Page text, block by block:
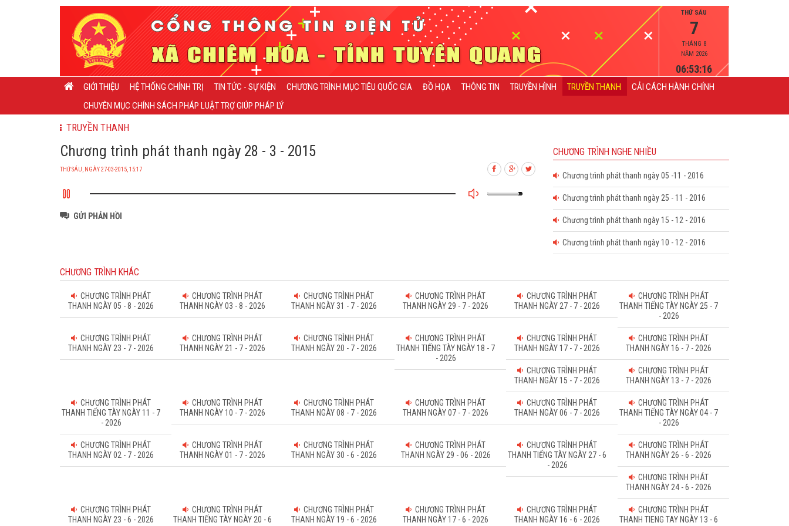
THỨ SÁU
7
THÁNG 8
NĂM 2026
06:53:16
GIỚI THIỆU HỆ THỐNG CHÍNH TRỊ TIN TỨC - SỰ KIỆN CHƯƠNG TRÌNH MỤC TIÊU QUỐC GIA ĐỒ HỌA THÔNG TIN TRUYỀN HÌNH TRUYỀN THANH
CẢI CÁCH HÀNH CHÍNH
CHUYÊN MỤC CHÍNH SÁCH PHÁP LUẬT TRỢ GIÚP PHÁP LÝ
TRUYỀN THANH
Chương trình phát thanh ngày 28 - 3 - 2015
THỨ SÁU, NGÀY 27-03-2015, 15:17
GỬI PHẢN HỒI
CHƯƠNG TRÌNH NGHE NHIỀU
Chương trình phát thanh ngày 05 -11 - 2016
Chương trình phát thanh ngày 25 - 11 - 2016
Chương trình phát thanh ngày 15 - 12 - 2016
Chương trình phát thanh ngày 10 - 12 - 2016
CHƯƠNG TRÌNH KHÁC
CHƯƠNG TRÌNH PHÁT
THANH NGÀY 05 - 8 - 2026
CHƯƠNG TRÌNH PHÁT
THANH NGÀY 03 - 8 - 2026
CHƯƠNG TRÌNH PHÁT
THANH NGÀY 31 - 7 - 2026
CHƯƠNG TRÌNH PHÁT
THANH NGÀY 29 - 7 - 2026
CHƯƠNG TRÌNH PHÁT
THANH NGÀY 27 - 7 - 2026
CHƯƠNG TRÌNH PHÁT
THANH TIẾNG TÀY NGÀY 25 - 7
- 2026
CHƯƠNG TRÌNH PHÁT
THANH NGÀY 23 - 7 - 2026
CHƯƠNG TRÌNH PHÁT
THANH NGÀY 21 - 7 - 2026
CHƯƠNG TRÌNH PHÁT
THANH NGÀY 20 - 7 - 2026
CHƯƠNG TRÌNH PHÁT
THANH TIẾNG TÀY NGÀY 18 - 7
- 2026
CHƯƠNG TRÌNH PHÁT
THANH NGÀY 17 - 7 - 2026
CHƯƠNG TRÌNH PHÁT
THANH NGÀY 16 - 7 - 2026
CHƯƠNG TRÌNH PHÁT
THANH NGÀY 15 - 7 - 2026
CHƯƠNG TRÌNH PHÁT
THANH NGÀY 13 - 7 - 2026
CHƯƠNG TRÌNH PHÁT
THANH TIẾNG TÀY NGÀY 11 - 7
- 2026
CHƯƠNG TRÌNH PHÁT
THANH NGÀY 10 - 7 - 2026
CHƯƠNG TRÌNH PHÁT
THANH NGÀY 08 - 7 - 2026
CHƯƠNG TRÌNH PHÁT
THANH NGÀY 07 - 7 - 2026
CHƯƠNG TRÌNH PHÁT
THANH NGÀY 06 - 7 - 2026
CHƯƠNG TRÌNH PHÁT
THANH TIẾNG TÀY NGÀY 04 - 7
- 2026
CHƯƠNG TRÌNH PHÁT
THANH NGÀY 02 - 7 - 2026
CHƯƠNG TRÌNH PHÁT
THANH NGÀY 01 - 7 - 2026
CHƯƠNG TRÌNH PHÁT
THANH NGÀY 30 - 6 - 2026
CHƯƠNG TRÌNH PHÁT
THANH NGÀY 29 - 06 - 2026
CHƯƠNG TRÌNH PHÁT
THANH TIẾNG TÀY NGÀY 27 - 6
- 2026
CHƯƠNG TRÌNH PHÁT
THANH NGÀY 26 - 6 - 2026
CHƯƠNG TRÌNH PHÁT
THANH NGÀY 24 - 6 - 2026
CHƯƠNG TRÌNH PHÁT
THANH NGÀY 23 - 6 - 2026
CHƯƠNG TRÌNH PHÁT
THANH TIẾNG TÀY NGÀY 20 - 6
CHƯƠNG TRÌNH PHÁT
THANH NGÀY 19 - 6 - 2026
CHƯƠNG TRÌNH PHÁT
THANH NGÀY 17 - 6 - 2026
CHƯƠNG TRÌNH PHÁT
THANH NGÀY 16 - 6 - 2026
CHƯƠNG TRÌNH PHÁT
THANH TIENG TAY NGÀY 13 - 6